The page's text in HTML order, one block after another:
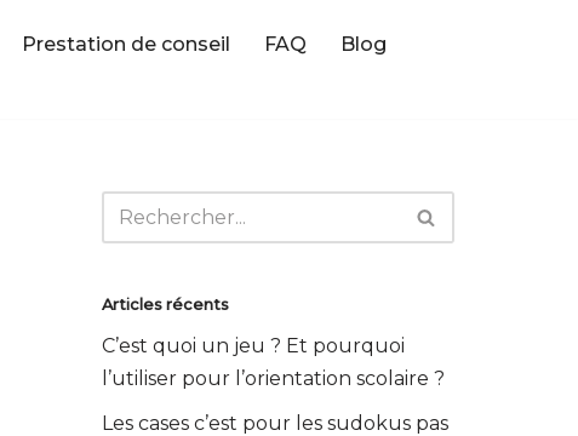
Prestation de conseil FAQ
Blog
Articles récents
C’est quoi un jeu ? Et pourquoi
l’utiliser pour l’orientation scolaire ?
Les cases c’est pour les sudokus pas